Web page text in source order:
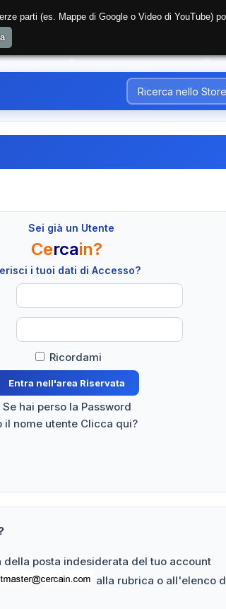
UTENTE
Sei già un Utente
Cercain?
i tuoi dati di Accesso?
Ricordami
Se hai perso la Password
il nome utente Clicca qui?
posta indesiderata del tuo account
alla rubrica o all'elenco
parti (es. Mappe di Google o Video di YouTube)